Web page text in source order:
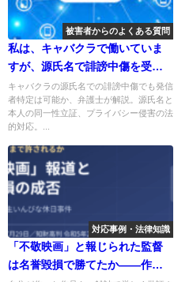
被害者からのよくある質問
私は、キャバクラで働いていま
すが、源氏名で誹謗中傷を受け
ています。犯人の特定はできま
すか？
キャバクラの源氏名での誹謗中傷でも発信
者特定は可能か、弁護士が解説。源氏名と
本人の同一性立証、プライバシー侵害の法
的対応。...
対応事例・法律知識
「不敬映画」と報じられた監督
は名誉毀損で勝てたか――作品